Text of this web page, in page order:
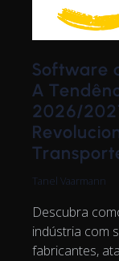
Software
A
2026/
Tanel Vaarmann
Descubra
indústria com
fabricantes,